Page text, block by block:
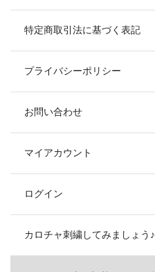
特定商取引法に基づく表記
プライバシーポリシー
お問い合わせ
マイアカウント
ログイン
カロチャ刺繍してみましょう♪